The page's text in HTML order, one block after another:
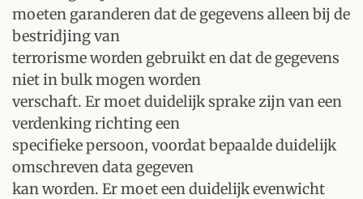
moeten garanderen dat de gegevens alleen bij de
bestridjing van
terrorisme worden gebruikt en dat de gegevens
niet in bulk mogen worden
verschaft. Er moet duidelijk sprake zijn van een
verdenking richting een
specifieke persoon, voordat bepaalde duidelijk
omschreven data gegeven
kan worden. Er moet een duidelijk evenwicht